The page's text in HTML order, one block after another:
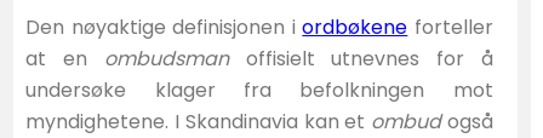
Den nøyaktige definisjonen iordbøkene forteller
at en ombudsman offisielt utnevnes for å
undersøke klager fra befolkningen mot
myndighetene. I Skandinavia kan et ombudogså